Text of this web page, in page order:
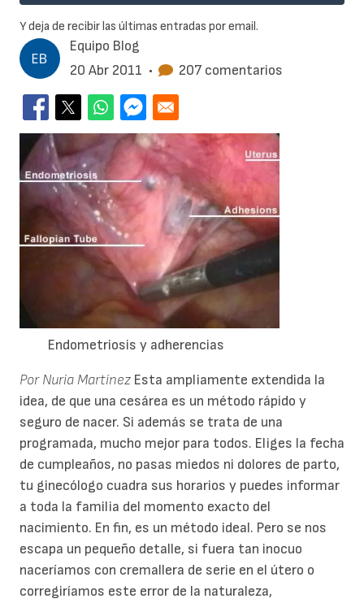
Equipo Blog
20 Abr 2011 • 207 comentarios
Endometriosis y adherencias
Por Nuria Martínez Esta ampliamente extendida la
idea, de que una cesárea es un método rápido y
seguro de nacer. Si además se trata de una
programada, mucho mejor para todos. Eliges la fecha
de cumpleaños, no pasas miedos ni dolores de parto,
tu ginecólogo cuadra sus horarios y puedes informar
a toda la familia del momento exacto del
nacimiento. En fin, es un método ideal. Pero se nos
escapa un pequeño detalle, si fuera tan inocuo
naceríamos con cremallera de serie en el útero o
corregiríamos este error de la naturaleza,
Y deja de recibir las últimas entradas por email.